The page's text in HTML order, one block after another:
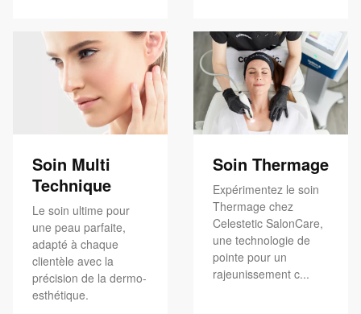
Soin Multi
Technique
Le soin ultime pour
une peau parfaite,
adapté à chaque
clientèle avec la
précision de la dermo-
esthétique.
Soin Thermage
Expérimentez le soin
Thermage chez
Celestetic SalonCare,
une technologie de
pointe pour un
rajeunissement c...